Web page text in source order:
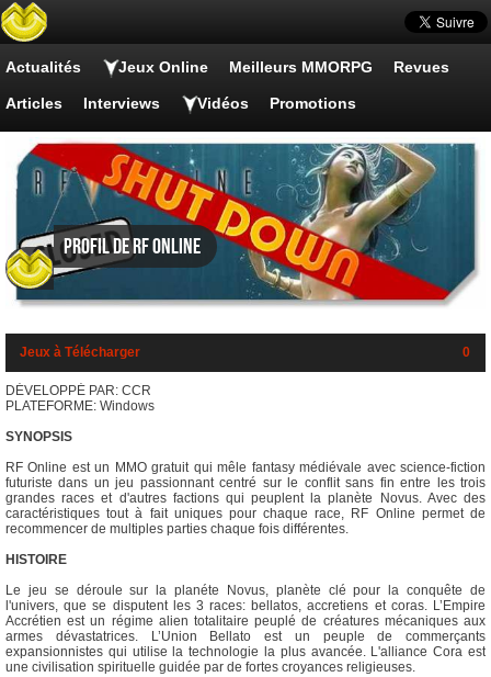
Actualités Jeux Online Meilleurs MMORPG Revues
Articles Interviews Vidéos Promotions
Profil de RF Online
Jeux à Télécharger 0
DÉVELOPPÉ PAR: CCR
PLATEFORME: Windows
SYNOPSIS
RF Online est un MMO gratuit qui mêle fantasy médiévale avec science-fiction
futuriste dans un jeu passionnant centré sur le conflit sans fin entre les trois
grandes races et d'autres factions qui peuplent la planète Novus. Avec des
caractéristiques tout à fait uniques pour chaque race, RF Online permet de
recommencer de multiples parties chaque fois différentes.
HISTOIRE
Le jeu se déroule sur la planéte Novus, planète clé pour la conquête de
l'univers, que se disputent les 3 races: bellatos, accretiens et coras. L’Empire
Accrétien est un régime alien totalitaire peuplé de créatures mécaniques aux
armes dévastatrices. L’Union Bellato est un peuple de commerçants
expansionnistes qui utilise la technologie la plus avancée. L'alliance Cora est
une civilisation spirituelle guidée par de fortes croyances religieuses.